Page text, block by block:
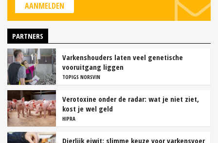
AANMELDEN
PARTNERS
Varkenshouders laten veel genetische
vooruitgang liggen
TOPIGS NORSVIN
Verotoxine onder de radar: wat je niet ziet,
kost je wel geld
HIPRA
Dierlijk eiwit: slimme keuze voor varkensvoer